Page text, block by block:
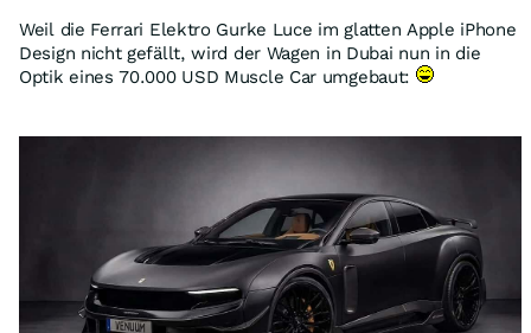
Weil die Ferrari Elektro Gurke Luce im glatten Apple iPhone
Design nicht gefällt, wird der Wagen in Dubai nun in die
Optik eines 70.000 USD Muscle Car umgebaut: